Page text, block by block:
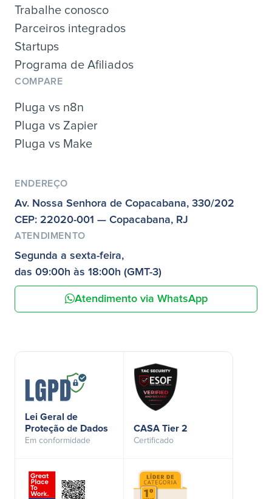
Trabalhe conosco
Parceiros integrados
Startups
Programa de Afiliados
COMPARE
Pluga vs n8n
Pluga vs Zapier
Pluga vs Make
ENDEREÇO
Av. Nossa Senhora de Copacabana, 330/202
CEP: 22020-001 — Copacabana, RJ
ATENDIMENTO
Segunda a sexta-feira,
das 09:00h às 18:00h (GMT-3)
Atendimento via WhatsApp
Lei Geral de
Proteção de Dados
Em conformidade
CASA Tier 2
Certificado